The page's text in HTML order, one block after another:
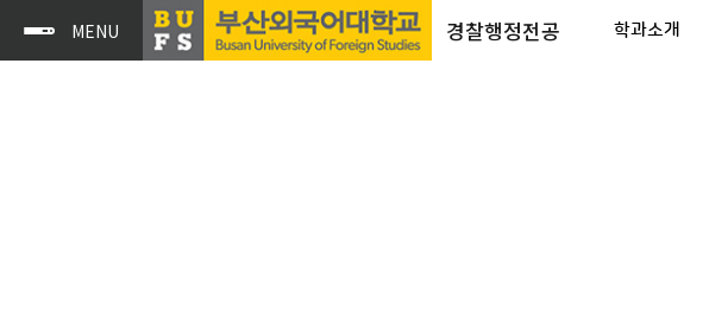
경찰행정전공 학과소개